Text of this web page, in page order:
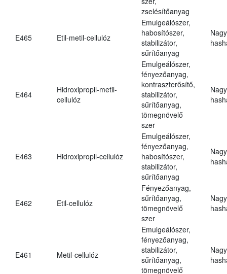
zselésítőanyag
E465 Etil-metil-cellulóz
Emulgeálószer,
habosítószer,
stabilizátor,
sűrítőanyag
E464
Hidroxipropil-metil-
cellulóz
Emulgeálószer,
fényezőanyag,
kontraszterősítő,
stabilizátor,
sűrítőanyag,
tömegnövelő
szer
E463 Hidroxipropil-cellulóz
Emulgeálószer,
fényezőanyag,
habosítószer,
stabilizátor,
sűrítőanyag
E462 Etil-cellulóz
Fényezőanyag,
sűrítőanyag,
tömegnövelő
szer
E461 Metil-cellulóz
Emulgeálószer,
fényezőanyag,
stabilizátor,
sűrítőanyag,
tömegnövelő